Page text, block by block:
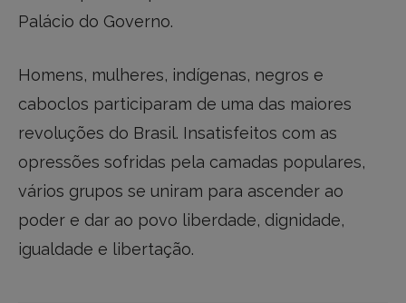
Palácio do Governo.
Homens, mulheres, indígenas, negros e
caboclos participaram de uma das maiores
revoluções do Brasil. Insatisfeitos com as
opressões sofridas pela camadas populares,
vários grupos se uniram para ascender ao
poder e dar ao povo liberdade, dignidade,
igualdade e libertação.